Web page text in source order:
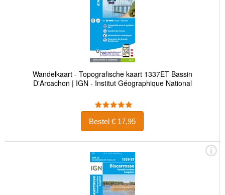
Wandelkaart - Topografische kaart 1337ET Bassin
D'Arcachon | IGN - Institut Géographique National
Bestel € 17,95